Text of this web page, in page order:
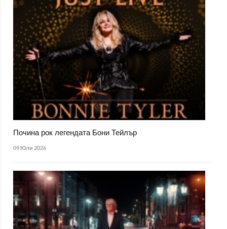
Почина рок легендата Бони Тейлър
09 Юли 2026